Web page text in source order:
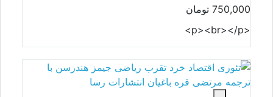
750,000 تومان